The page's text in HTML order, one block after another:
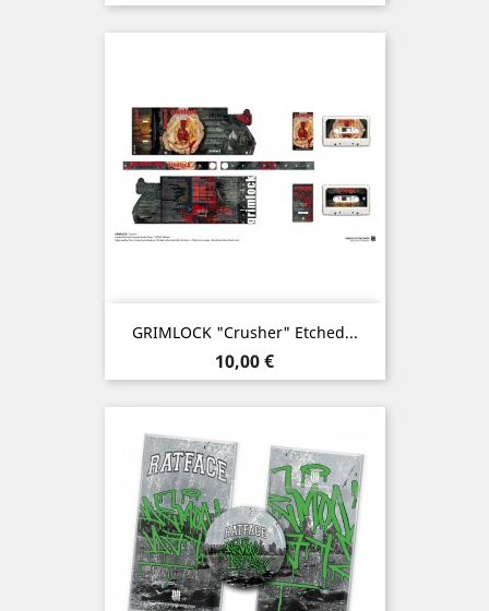
GRIMLOCK "Crusher" Etched...
Prix
10,00 €